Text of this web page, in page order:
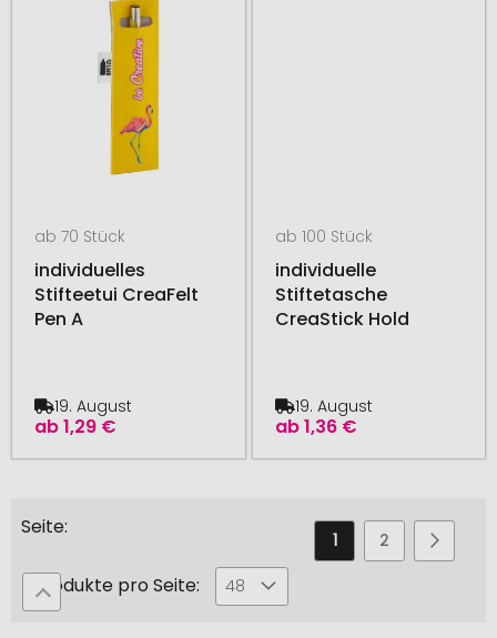
ab 70 Stück
individuelles
Stifteetui CreaFelt
Pen A
ab1,29 €
19. August
ab 100 Stück
individuelle
Stiftetasche
CreaStick Hold
ab1,36 €
19. August
Seite
Sie
1 Seite
2 Seite
3
Produkte pro Seite: 48